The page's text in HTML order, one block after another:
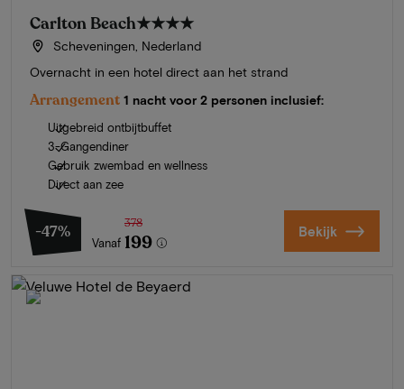
Carlton Beach★★★★
Scheveningen, Nederland
Overnacht in een hotel direct aan het strand
Arrangement 1 nacht voor 2 personen inclusief:
Uitgebreid ontbijtbuffet
3-Gangendiner
Gebruik zwembad en wellness
Direct aan zee
-47%
Vanaf
378
199 Bekijk